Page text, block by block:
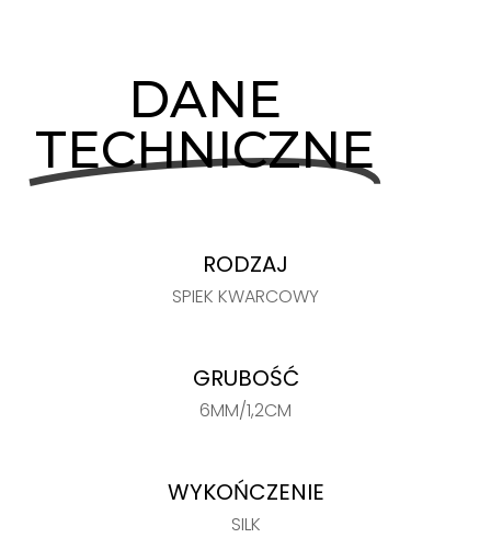
DANE
TECHNICZNE
RODZAJ
SPIEK KWARCOWY
GRUBOŚĆ
6MM/1,2CM
WYKOŃCZENIE
SILK